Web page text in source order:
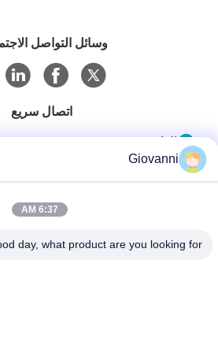
وسائل التواصل
اتصال سريع
الهاتف
العنوان
Giovanni
6:37 AM
day, what product are you looking for?